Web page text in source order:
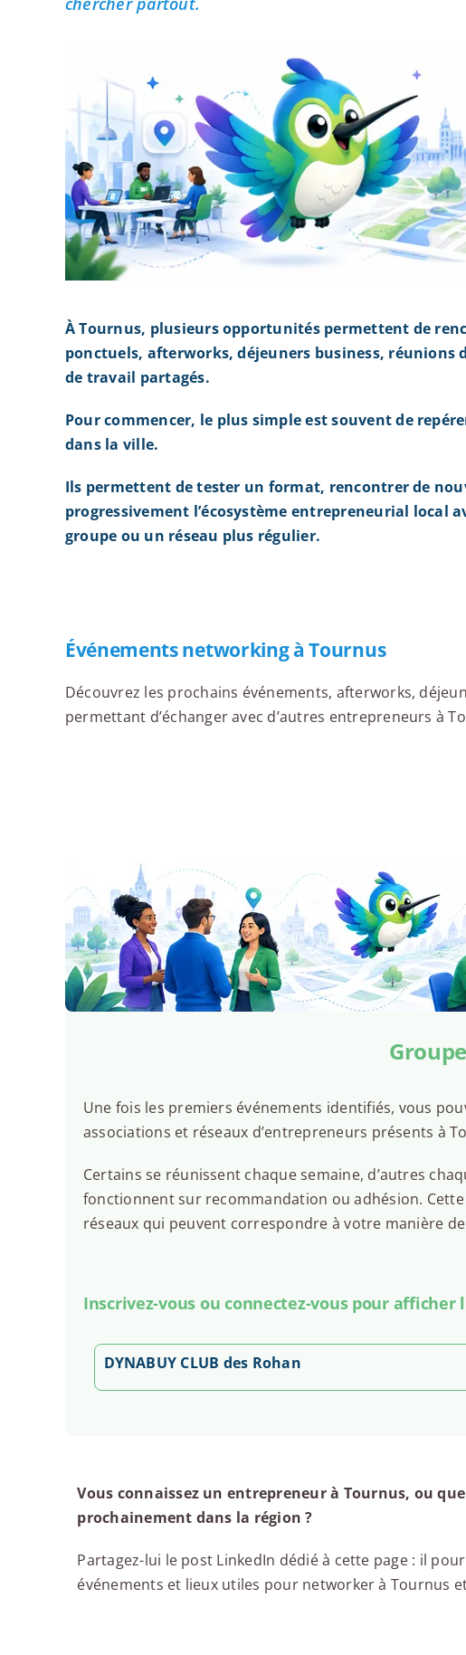
À Tournus, plusieurs opportunités permettent de
ponctuels, afterworks, déjeuners business,
de travail partagés.
Pour commencer, le plus simple est souvent de
dans la ville.
Ils permettent de tester un format, rencontrer de
progressivement l’écosystème entrepreneurial local
groupe ou un réseau plus régulier.
Événements networking à Tournus
Découvrez les prochains événements, afterworks,
permettant d’échanger avec d’autres entrepreneurs à
Une fois les premiers événements identifiés, vous
associations et réseaux d’entrepreneurs présents à
Certains se réunissent chaque semaine, d’autres
fonctionnent sur recommandation ou adhésion.
réseaux qui peuvent correspondre à votre manière
Inscrivez-vous ou connectez-vous pour
DYNABUY CLUB des Rohan
Vous connaissez un entrepreneur à Tournus, ou
prochainement dans la région ?
Partagez-lui le post LinkedIn dédié à cette page : il
événements et lieux utiles pour networker à Tournus